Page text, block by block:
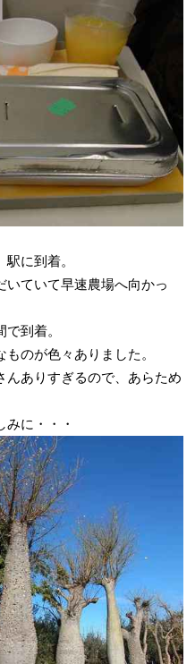
に到着。
いていて早速農場へ向かっ
到着。
のが色々ありました。
んありすぎるので、あらため
みに・・・